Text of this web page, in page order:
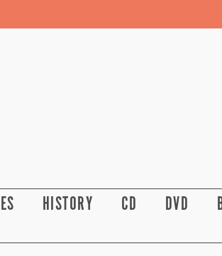
HISTORY CD DVD